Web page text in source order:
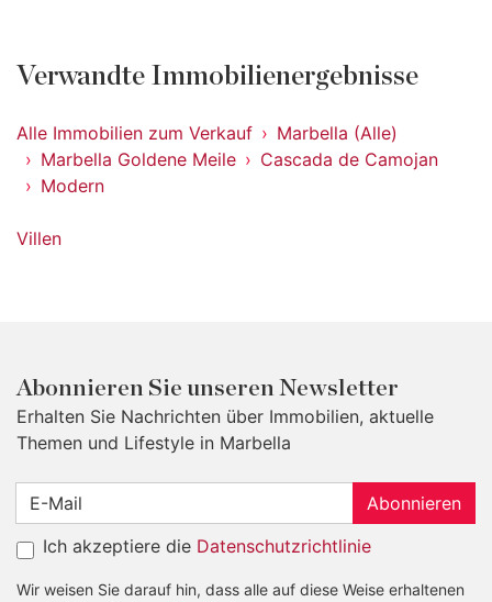
Verwandte Immobilienergebnisse
Alle Immobilien zum Verkauf
Marbella (Alle)
Marbella Goldene Meile
Cascada de Camojan
Modern
Villen
Abonnieren Sie unseren Newsletter
Erhalten Sie Nachrichten über Immobilien, aktuelle
Themen und Lifestyle in Marbella
Abonnieren
Ich akzeptiere die Datenschutzrichtlinie
Wir weisen Sie darauf hin, dass alle auf diese Weise erhaltenen